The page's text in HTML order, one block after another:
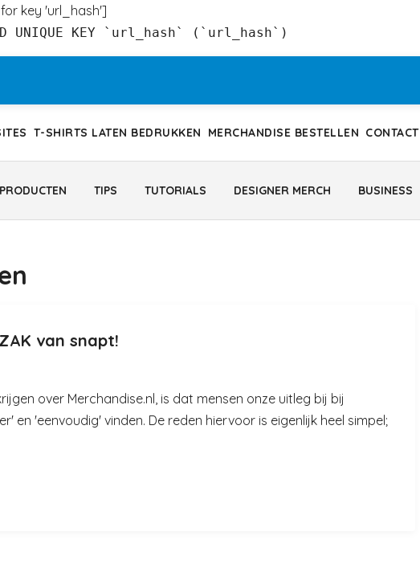
key 'url_hash']
UNIQUE KEY `url_hash` (`url_hash`)
T-SHIRTS LATEN BEDRUKKEN MERCHANDISE BESTELLEN CONTACT
TIPS TUTORIALS DESIGNER MERCH BUSINESS
van snapt!
over Merchandise.nl, is dat mensen onze uitleg bij bij
en 'eenvoudig' vinden. De reden hiervoor is eigenlijk heel simpel;